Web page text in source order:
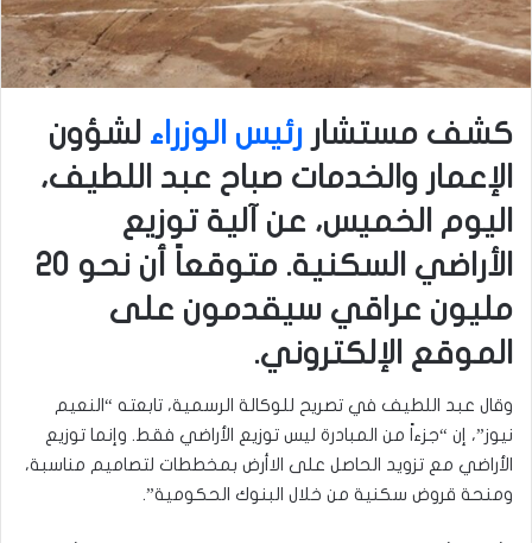
كشف مستشار رئيس الوزراء لشؤون
الإعمار والخدمات صباح عبد اللطيف،
اليوم الخميس، عن آلية توزيع
الأراضي السكنية. متوقعاً أن نحو 20
مليون عراقي سيقدمون على
الموقع الإلكتروني.
وقال عبد اللطيف في تصريح للوكالة الرسمية، تابعته “النعيم
نيوز”، إن “جزءاً من المبادرة ليس توزيع الأراضي فقط. وإنما توزيع
الأراضي مع تزويد الحاصل على الاأرض بمخططات لتصاميم مناسبة،
ومنحة قروض سكنية من خلال البنوك الحكومية”.